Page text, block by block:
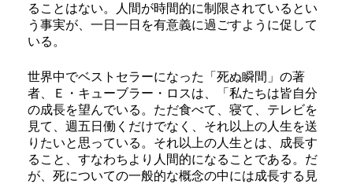
ることはない。人間が時間的に制限されているとい
う事実が、一日一日を有意義に過ごすように促して
いる。
世界中でベストセラーになった「死ぬ瞬間」の著
者、Ｅ・キューブラー・ロスは、「私たちは皆自分
の成長を望んでいる。ただ食べて、寝て、テレビを
見て、週五日働くだけでなく、それ以上の人生を送
りたいと思っている。それ以上の人生とは、成長す
ること、すなわちより人間的になることである。だ
が、死についての一般的な概念の中には成長する見